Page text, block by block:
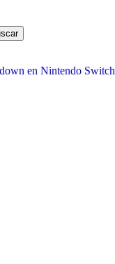
en Nintendo Switch